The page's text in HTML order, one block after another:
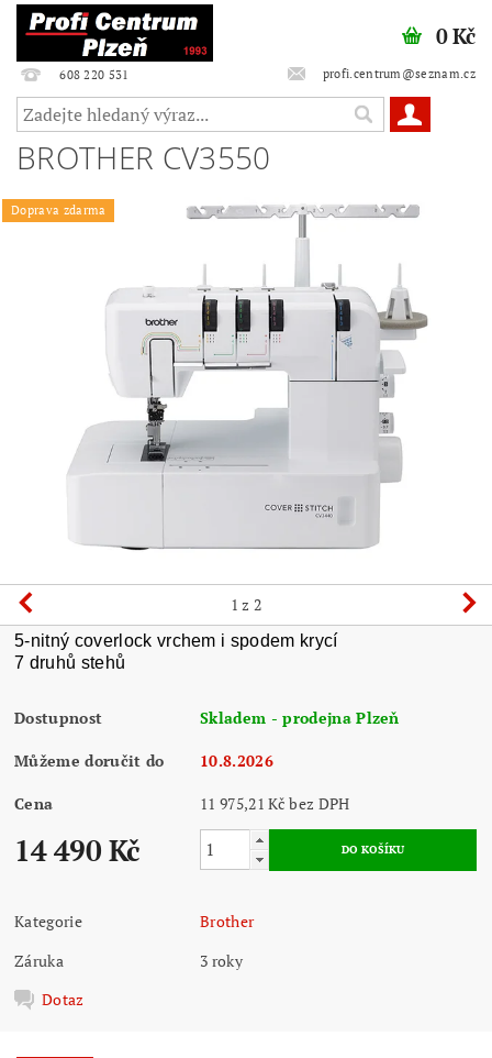
608 220 531 profi.centrum@seznam.cz
0 Kč
BROTHER CV3550
Doprava zdarma
1 z 2
5-nitný coverlock vrchem i spodem krycí
7 druhů stehů
Dostupnost Skladem - prodejna Plzeň
Můžeme doručit do 10.8.2026
Cena 11 975,21 Kč bez DPH
14 490 Kč
Kategorie
Brother
Záruka
3 roky
Dotaz